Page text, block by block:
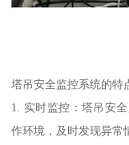
塔吊安全监控系统的特
1. 实时监控：塔吊安
作环境，及时发现异常